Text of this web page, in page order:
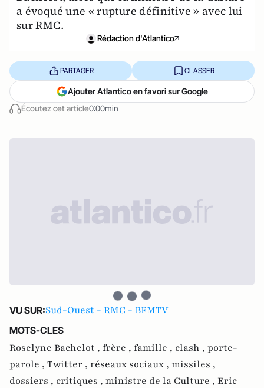
a évoqué une « rupture définitive » avec lui
sur RMC.
Rédaction d'Atlantico
Écoutez cet article0:00min
PARTAGER CLASSER
Ajouter Atlantico en favori sur Google
VU SUR:Sud-Ouest - RMC - BFMTV
MOTS-CLES
Roselyne Bachelot , frère , famille , clash , porte-
parole , Twitter , réseaux sociaux , missiles ,
dossiers , critiques , ministre de la Culture , Eric